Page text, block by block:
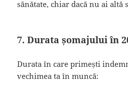
sănătate, chiar dacă nu ai altă
7. Durata șomajului în
Durata în care primești
vechimea ta în muncă: